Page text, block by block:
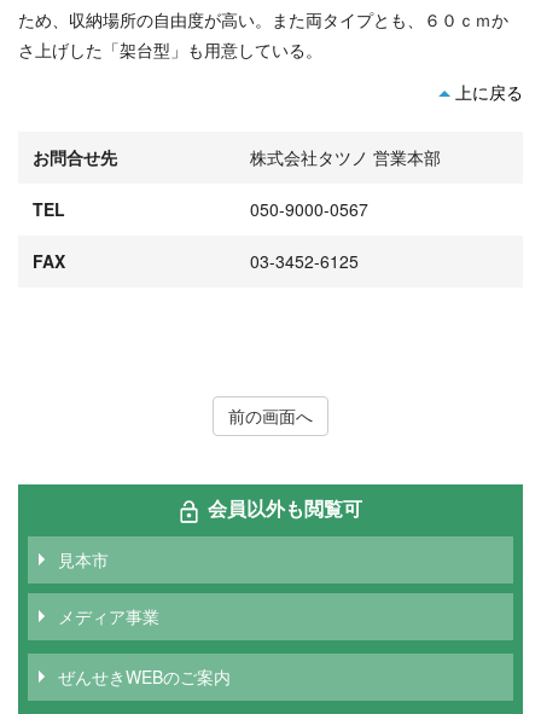
ため、収納場所の自由度が高い。また両タイプとも、６０ｃｍか
さ上げした「架台型」も用意している。
上に戻る
お問合せ先 株式会社タツノ 営業本部
TEL 050-9000-0567
FAX 03-3452-6125
前の画面へ
会員以外も閲覧可
見本市
メディア事業
ぜんせきWEBのご案内